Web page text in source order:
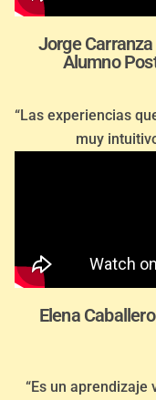
Jorge
Alumno
“Las experiencias
muy
Elena
“Es un